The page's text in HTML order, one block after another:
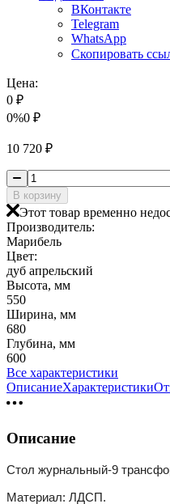
ВКонтакте
Telegram
WhatsApp
Скопировать
Цена:
0 ₽
0%0 ₽
10 720 ₽
В корзину
Этот товар временно
Производитель:
Марибель
Цвет:
дуб апрельский
Высота, мм
550
Ширина, мм
680
Глубина, мм
600
Все характеристики
ОписаниеХарактеристики
Описание
Стол журнальный-9
Материал: ЛДСП.